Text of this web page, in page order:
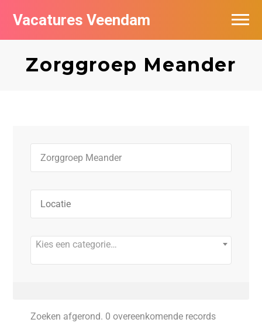
Vacatures Veendam
Zorggroep Meander
Kies een categorie…
Zoeken afgerond. 0 overeenkomende records
Vacatures per bedrijf